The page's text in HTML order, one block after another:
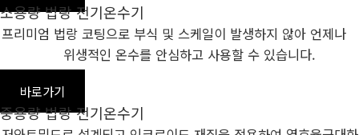
소용량 법랑 전기온수기
프리미엄 법랑 코팅으로 부식 및 스케일이 발생하지 않아 언제나
위생적인 온수를 안심하고 사용할 수 있습니다.
바로가기
중용량 법랑 전기온수기